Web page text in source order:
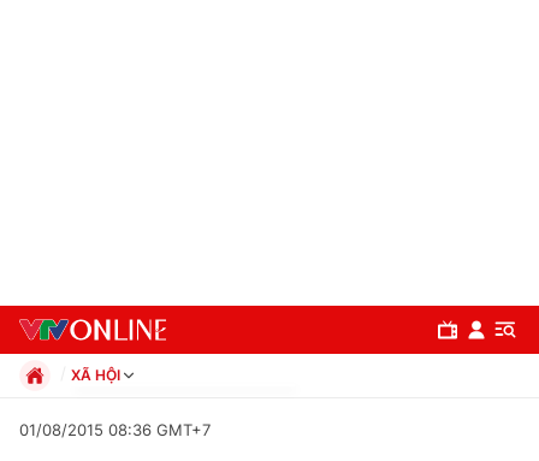
XÃ HỘI
Xã hội
01/08/2015 08:36 GMT+7